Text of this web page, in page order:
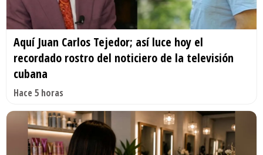
Aquí Juan Carlos Tejedor; así luce hoy el
recordado rostro del noticiero de la televisión
cubana
Hace 5 horas